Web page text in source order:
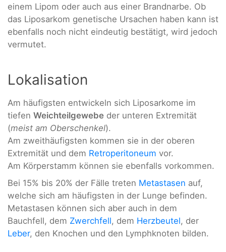
einem Lipom oder auch aus einer Brandnarbe. Ob
das Liposarkom genetische Ursachen haben kann ist
ebenfalls noch nicht eindeutig bestätigt, wird jedoch
vermutet.
Lokalisation
Am häufigsten entwickeln sich Liposarkome im
tiefen Weichteilgewebe der unteren Extremität
(meist am Oberschenkel).
Am zweithäufigsten kommen sie in der oberen
Extremität und dem Retroperitoneum vor.
Am Körperstamm können sie ebenfalls vorkommen.
Bei 15% bis 20% der Fälle treten Metastasen auf,
welche sich am häufigsten in der Lunge befinden.
Metastasen können sich aber auch in dem
Bauchfell, dem Zwerchfell, dem Herzbeutel, der
Leber, den Knochen und den Lymphknoten bilden.